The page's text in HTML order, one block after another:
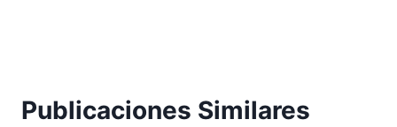
Publicaciones Similares